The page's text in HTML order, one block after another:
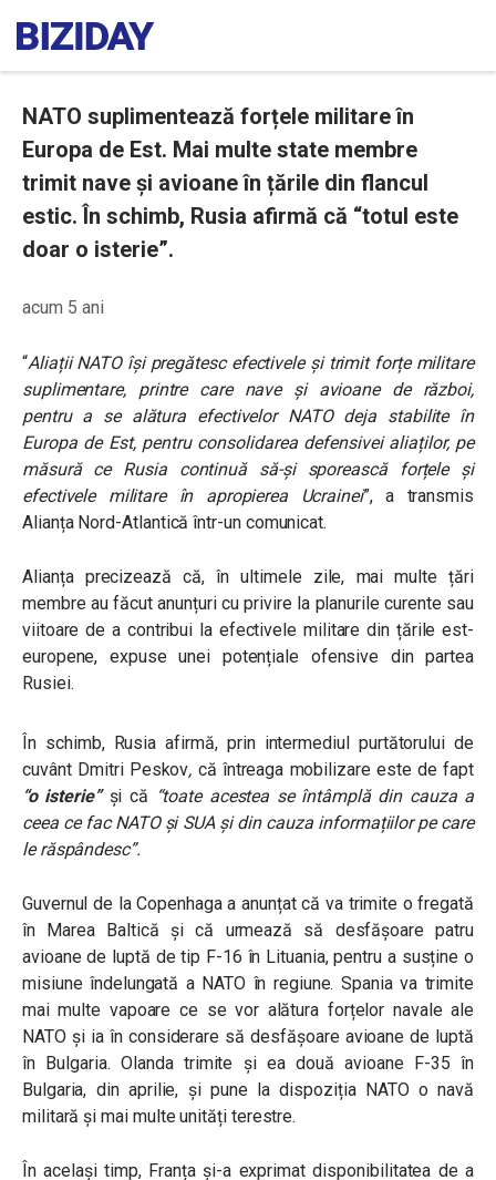
NATO suplimentează forțele militare în
Europa de Est. Mai multe state membre
trimit nave și avioane în țările din flancul
estic. În schimb, Rusia afirmă că “totul este
doar o isterie”.
acum 5 ani
“Aliații NATO își pregătesc efectivele și trimit forțe militare
suplimentare, printre care nave și avioane de război,
pentru a se alătura efectivelor NATO deja stabilite în
Europa de Est, pentru consolidarea defensivei aliaților, pe
măsură ce Rusia continuă să-și sporească forțele și
efectivele militare în apropierea Ucrainei”, a transmis
Alianța Nord-Atlantică într-un comunicat.
Alianța precizează că, în ultimele zile, mai multe țări
membre au făcut anunțuri cu privire la planurile curente sau
viitoare de a contribui la efectivele militare din țările est-
europene, expuse unei potențiale ofensive din partea
Rusiei.
În schimb, Rusia afirmă, prin intermediul purtătorului de
cuvânt Dmitri Peskov, că întreaga mobilizare este de fapt
“o isterie”și că “toate acestea se întâmplă din cauza a
ceea ce fac NATO și SUA și din cauza informațiilor pe care
le răspândesc”.
Guvernul de la Copenhaga a anunțat că va trimite o fregată
în Marea Baltică și că urmează să desfășoare patru
avioane de luptă de tip F-16 în Lituania, pentru a susține o
misiune îndelungată a NATO în regiune. Spania va trimite
mai multe vapoare ce se vor alătura forțelor navale ale
NATO și ia în considerare să desfășoare avioane de luptă
în Bulgaria. Olanda trimite și ea două avioane F-35 în
Bulgaria, din aprilie, și pune la dispoziția NATO o navă
militară și mai multe unități terestre.
În același timp, Franța și-a exprimat disponibilitatea de a